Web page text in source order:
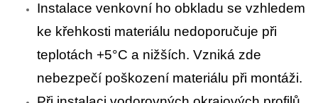
Instalace venkovní ho obkladu se vzhledem
ke křehkosti materiálu nedoporučuje při
teplotách +5°C a nižších. Vzniká zde
nebezpečí poškození materiálu při montáži.